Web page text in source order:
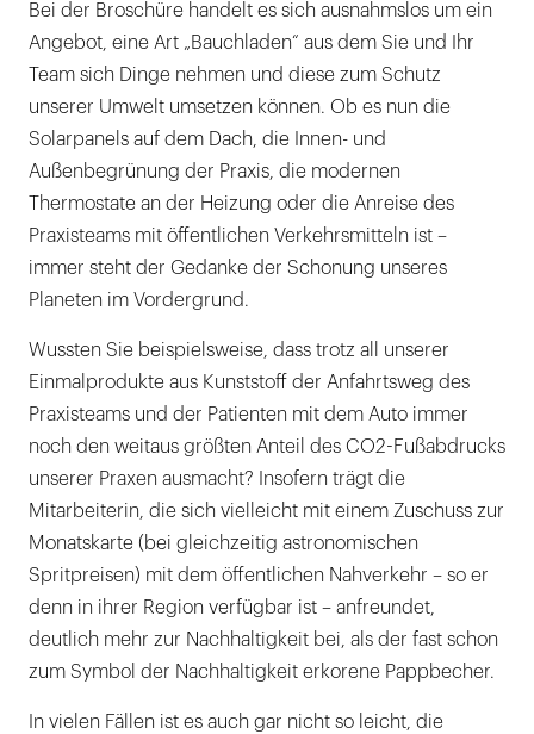
Bei der Broschüre handelt es sich ausnahmslos um ein
Angebot, eine Art „Bauchladen“ aus dem Sie und Ihr
Team sich Dinge nehmen und diese zum Schutz
unserer Umwelt umsetzen können. Ob es nun die
Solarpanels auf dem Dach, die Innen- und
Außenbegrünung der Praxis, die modernen
Thermostate an der Heizung oder die Anreise des
Praxisteams mit öffentlichen Verkehrsmitteln ist –
immer steht der Gedanke der Schonung unseres
Planeten im Vordergrund.
Wussten Sie beispielsweise, dass trotz all unserer
Einmalprodukte aus Kunststoff der Anfahrtsweg des
Praxisteams und der Patienten mit dem Auto immer
noch den weitaus größten Anteil des CO2-Fußabdrucks
unserer Praxen ausmacht? Insofern trägt die
Mitarbeiterin, die sich vielleicht mit einem Zuschuss zur
Monatskarte (bei gleichzeitig astronomischen
Spritpreisen) mit dem öffentlichen Nahverkehr – so er
denn in ihrer Region verfügbar ist – anfreundet,
deutlich mehr zur Nachhaltigkeit bei, als der fast schon
zum Symbol der Nachhaltigkeit erkorene Pappbecher.
In vielen Fällen ist es auch gar nicht so leicht, die